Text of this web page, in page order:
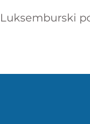
Luksemburski